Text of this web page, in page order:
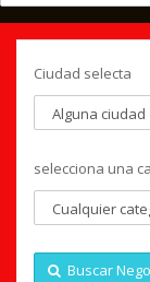
Ciudad selecta
selecciona una
Buscar